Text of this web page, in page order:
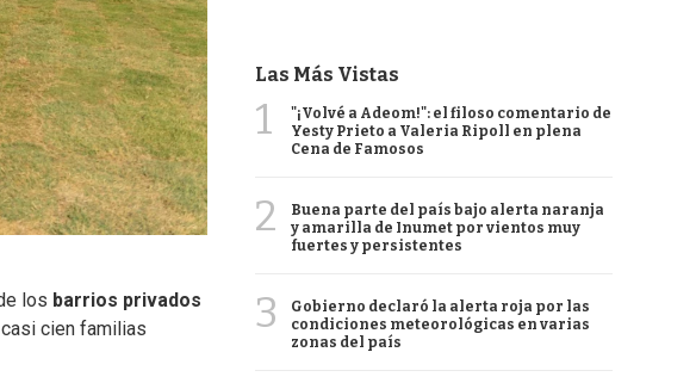
los barrios privados
cien familias
Las Más Vistas
1
"¡Volvé a Adeom!": el filoso comentario de
Yesty Prieto a Valeria Ripoll en plena
Cena de Famosos
2
Buena parte del país bajo alerta naranja
y amarilla de Inumet por vientos muy
fuertes y persistentes
3
Gobierno declaró la alerta roja por las
condiciones meteorológicas en varias
zonas del país